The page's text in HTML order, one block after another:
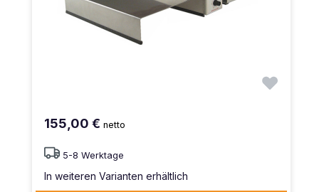
155,00 € netto
5-8 Werktage
In weiteren Varianten erhältlich